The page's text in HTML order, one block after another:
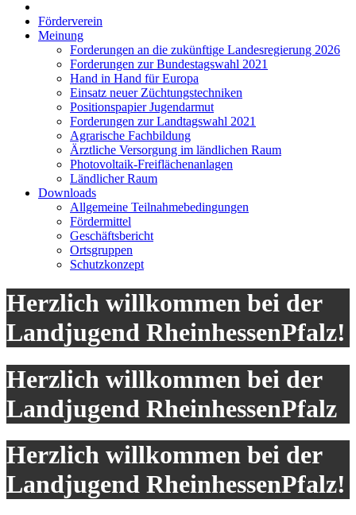
Förderverein
Meinung
Forderungen an die zukünftige Landesregierung 2026
Forderungen zur Bundestagswahl 2021
Hand in Hand für Europa
Einsatz neuer Züchtungstechniken
Positionspapier Jugendarmut
Forderungen zur Landtagswahl 2021
Agrarische Fachbildung
Ärztliche Versorgung im ländlichen Raum
Photovoltaik-Freiflächenanlagen
Ländlicher Raum
Downloads
Allgemeine Teilnahmebedingungen
Fördermittel
Geschäftsbericht
Ortsgruppen
Schutzkonzept
Herzlich willkommen bei der
Landjugend RheinhessenPfalz!
Herzlich willkommen bei der
Landjugend RheinhessenPfalz
Herzlich willkommen bei der
Landjugend RheinhessenPfalz!